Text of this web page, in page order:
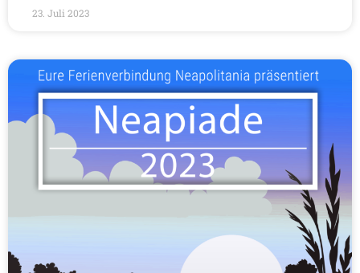
23. Juli 2023